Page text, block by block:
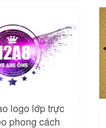
logo lớp trực
phong cách